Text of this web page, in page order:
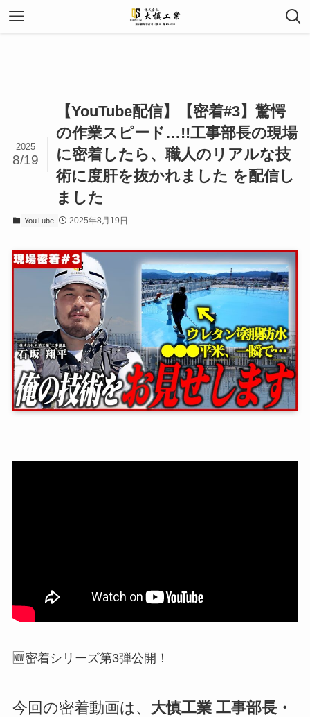
【YouTube配信】【密着#3】驚愕
の作業スピード…!!工事部長の現場
に密着したら、職人のリアルな技
術に度肝を抜かれました を配信し
ました
2025
8/19
YouTube 2025年8月19日
🆕密着シリーズ第3弾公開！
今回の密着動画は、 大慎工業 工事部長・